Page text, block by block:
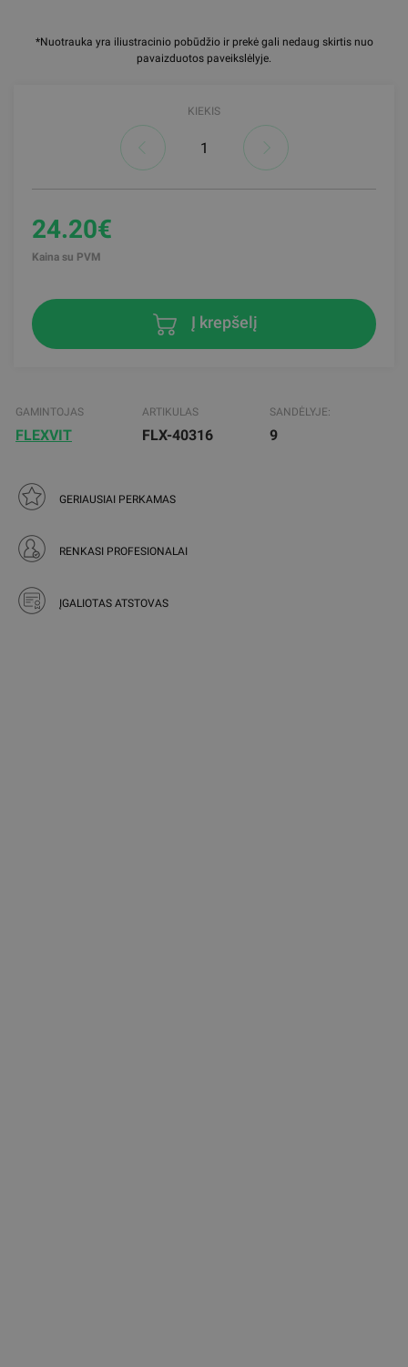
*Nuotrauka yra iliustracinio pobūdžio ir prekė gali nedaug skirtis nuo
pavaizduotos paveikslėlyje.
KIEKIS
24.20€
Kaina su PVM
Į krepšelį
GAMINTOJAS
FLEXVIT
ARTIKULAS
FLX-40316
SANDĖLYJE:
9
GERIAUSIAI PERKAMAS
RENKASI PROFESIONALAI
ĮGALIOTAS ATSTOVAS